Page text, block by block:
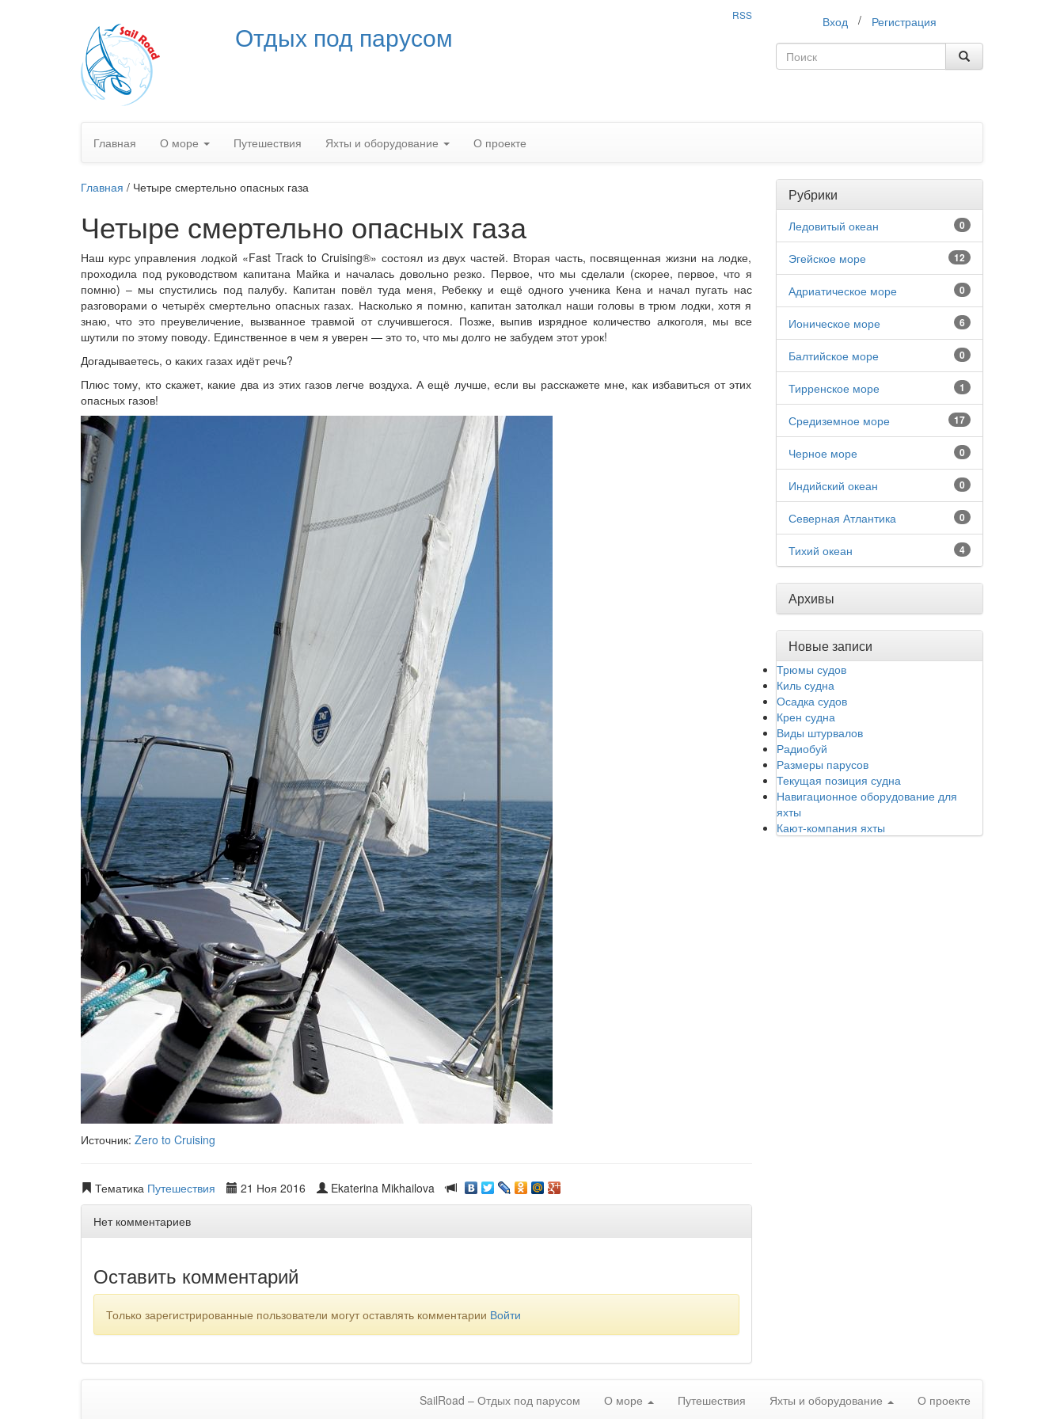
RSS
Отдых под парусом Вход / Регистрация
Главная О море Путешествия Яхты и оборудование О проекте
Главная / Четыре смертельно опасных газа
Четыре смертельно опасных газа
Наш курс управления лодкой «Fast Track to Cruising®» состоял из двух частей. Вторая часть, посвященная жизни на лодке,
проходила под руководством капитана Майка и началась довольно резко. Первое, что мы сделали (скорее, первое, что я
помню) – мы спустились под палубу. Капитан повёл туда меня, Ребекку и ещё одного ученика Кена и начал пугать нас
разговорами о четырёх смертельно опасных газах. Насколько я помню, капитан затолкал наши головы в трюм лодки, хотя я
знаю, что это преувеличение, вызванное травмой от случившегося. Позже, выпив изрядное количество алкоголя, мы все
шутили по этому поводу. Единственное в чем я уверен — это то, что мы долго не забудем этот урок!
Догадываетесь, о каких газах идёт речь?
Плюс тому, кто скажет, какие два из этих газов легче воздуха. А ещё лучше, если вы расскажете мне, как избавиться от этих
опасных газов!
Источник: Zero to Cruising
Тематика Путешествия 21 Ноя 2016 Ekaterina Mikhailova
Нет комментариев
Оставить комментарий
Только зарегистрированные пользователи могут оставлять комментарии Войти
Рубрики
0
Ледовитый океан
12
Эгейское море
0
Адриатическое море
6
Ионическое море
0
Балтийское море
1
Тирренское море
17
Средиземное море
0
Черное море
0
Индийский океан
0
Северная Атлантика
4
Тихий океан
Архивы
Новые записи
Трюмы судов
Киль судна
Осадка судов
Крен судна
Виды штурвалов
Радиобуй
Размеры парусов
Текущая позиция судна
Навигационное оборудование для
яхты
Кают-компания яхты
SailRoad – Отдых под парусом О море Путешествия Яхты и оборудование О проекте